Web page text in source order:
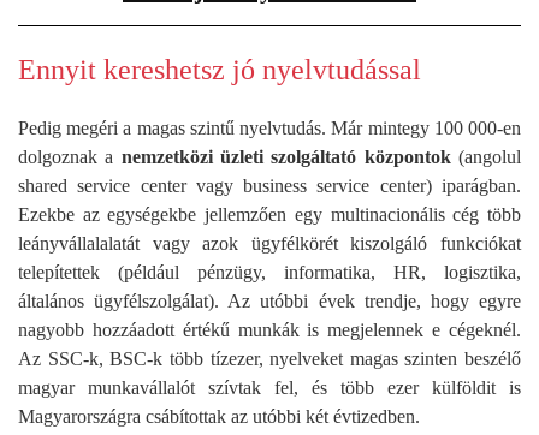
Ennyit kereshetsz jó nyelvtudással
Pedig megéri a magas szintű nyelvtudás. Már mintegy 100 000-en
dolgoznak a nemzetközi üzleti szolgáltató központok(angolul
shared service center vagy business service center) iparágban.
Ezekbe az egységekbe jellemzően egy multinacionális cég több
leányvállalalatát vagy azok ügyfélkörét kiszolgáló funkciókat
telepítettek (például pénzügy, informatika, HR, logisztika,
általános ügyfélszolgálat). Az utóbbi évek trendje, hogy egyre
nagyobb hozzáadott értékű munkák is megjelennek e cégeknél.
Az SSC-k, BSC-k több tízezer, nyelveket magas szinten beszélő
magyar munkavállalót szívtak fel, és több ezer külföldit is
Magyarországra csábítottak az utóbbi két évtizedben.